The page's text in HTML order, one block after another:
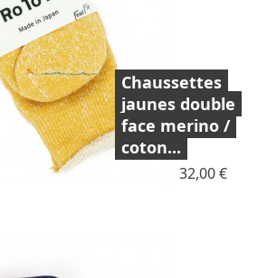
Chaussettes
jaunes double
face merino /
coton...
Prix
32,00 €